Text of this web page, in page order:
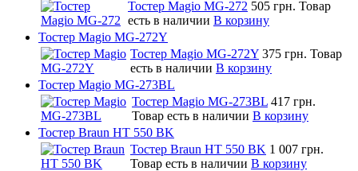
Тостер Magio MG-272 505 грн. Товар
есть в наличии В корзину
Тостер Magio MG-272Y
Тостер Magio MG-272Y 375 грн. Товар
есть в наличии В корзину
Тостер Magio MG-273BL
Тостер Magio MG-273BL 417 грн.
Товар есть в наличии В корзину
Тостер Braun HT 550 BK
Тостер Braun HT 550 BK 1 007 грн.
Товар есть в наличии В корзину